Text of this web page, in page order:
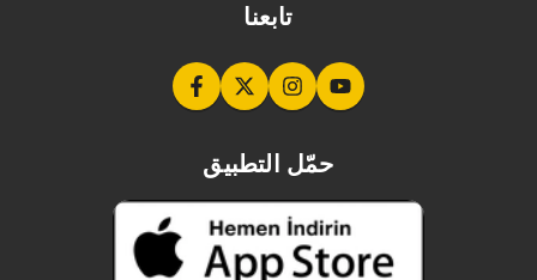
تابعنا
حمّل التطبيق